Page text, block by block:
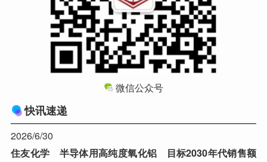
微信公众号
快讯速递
2026/6/30
住友化学 半导体用高纯度氧化铝 目标2030年代销售额